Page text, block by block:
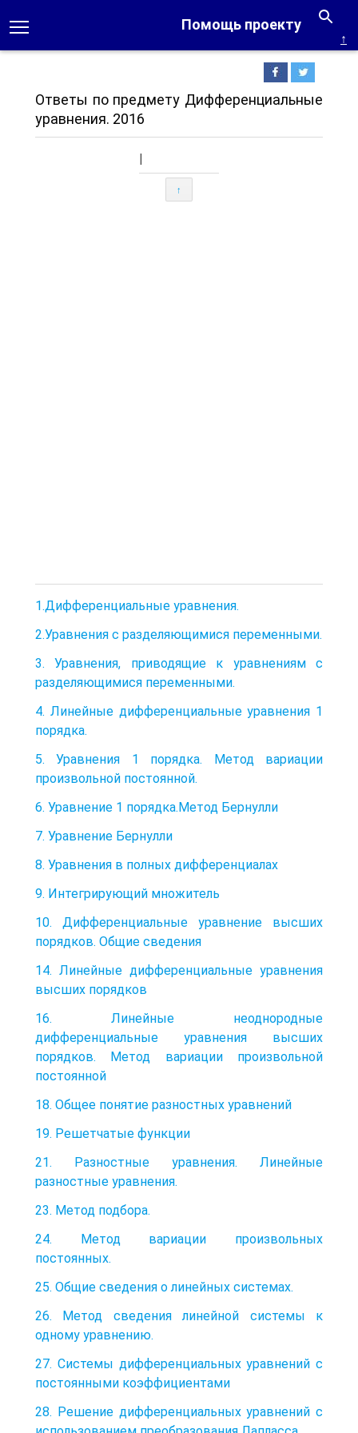
Помощь проекту
↑
Ответы по предмету Дифференциальные
уравнения. 2016
|
↑
1.Дифференциальные уравнения.
2.Уравнения с разделяющимися переменными.
3. Уравнения, приводящие к уравнениям с
разделяющимися переменными.
4. Линейные дифференциальные уравнения 1
порядка.
5. Уравнения 1 порядка. Метод вариации
произвольной постоянной.
6. Уравнение 1 порядка.Метод Бернулли
7. Уравнение Бернулли
8. Уравнения в полных дифференциалах
9. Интегрирующий множитель
10. Дифференциальные уравнение высших
порядков. Общие сведения
14. Линейные дифференциальные уравнения
высших порядков
16. Линейные неоднородные
дифференциальные уравнения высших
порядков. Метод вариации произвольной
постоянной
18. Общее понятие разностных уравнений
19. Решетчатые функции
21. Разностные уравнения. Линейные
разностные уравнения.
23. Метод подбора.
24. Метод вариации произвольных
постоянных.
25. Общие сведения о линейных системах.
26. Метод сведения линейной системы к
одному уравнению.
27. Системы дифференциальных уравнений с
постоянными коэффициентами
28. Решение дифференциальных уравнений с